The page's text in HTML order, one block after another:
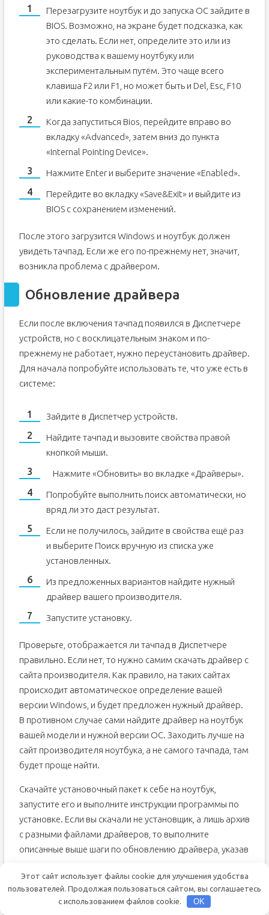
Перезагрузите ноутбук и до запуска ОС зайдите в
BIOS. Возможно, на экране будет подсказка, как
это сделать. Если нет, определите это или из
руководства к вашему ноутбуку или
экспериментальным путём. Это чаще всего
клавиша F2 или F1, но может быть и Del, Esc, F10
или какие-то комбинации.
Когда запуститься Bios, перейдите вправо во
вкладку «Advanced», затем вниз до пункта
«Internal Pointing Device».
Нажмите Enter и выберите значение «Enabled».
Перейдите во вкладку «Save&Exit» и выйдите из
BIOS с сохранением изменений.
После этого загрузится Windows и ноутбук должен
увидеть тачпад. Если же его по-прежнему нет, значит,
возникла проблема с драйвером.
Обновление драйвера
Если после включения тачпад появился в Диспетчере
устройств, но с восклицательным знаком и по-
прежнему не работает, нужно переустановить драйвер.
Для начала попробуйте использовать те, что уже есть в
системе:
Зайдите в Диспетчер устройств.
Найдите тачпад и вызовите свойства правой
кнопкой мыши.
Нажмите «Обновить» во вкладке «Драйверы».
Попробуйте выполнить поиск автоматически, но
вряд ли это даст результат.
Если не получилось, зайдите в свойства ещё раз
и выберите Поиск вручную из списка уже
установленных.
Из предложенных вариантов найдите нужный
драйвер вашего производителя.
Запустите установку.
Проверьте, отображается ли тачпад в Диспетчере
правильно. Если нет, то нужно самим скачать драйвер с
сайта производителя. Как правило, на таких сайтах
происходит автоматическое определение вашей
версии Windows, и будет предложен нужный драйвер.
В противном случае сами найдите драйвер на ноутбук
вашей модели и нужной версии ОС. Заходить лучше на
сайт производителя ноутбука, а не самого тачпада, там
будет проще найти.
Скачайте установочный пакет к себе на ноутбук,
запустите его и выполните инструкции программы по
установке. Если вы скачали не установщик, а лишь архив
с разными файлами драйверов, то выполните
описанные выше шаги по обновлению драйвера, указав
Если Диспетчер опять выдаст вам сообщение, что
драйверы не нуждаются в обновлении, нажмите в окне
Этот сайт использует файлы cookie для улучшения удобства
пользователей. Продолжая пользоваться сайтом, вы соглашаетесь
с использованием файлов cookie.
OK